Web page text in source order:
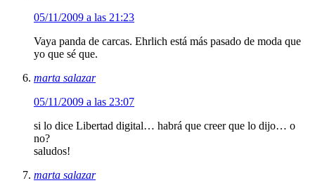
05/11/2009 a las 21:23
Vaya panda de carcas. Ehrlich está más pasado de moda que
yo que sé que.
marta salazar
05/11/2009 a las 23:07
si lo dice Libertad digital… habrá que creer que lo dijo… o
no?
saludos!
marta salazar